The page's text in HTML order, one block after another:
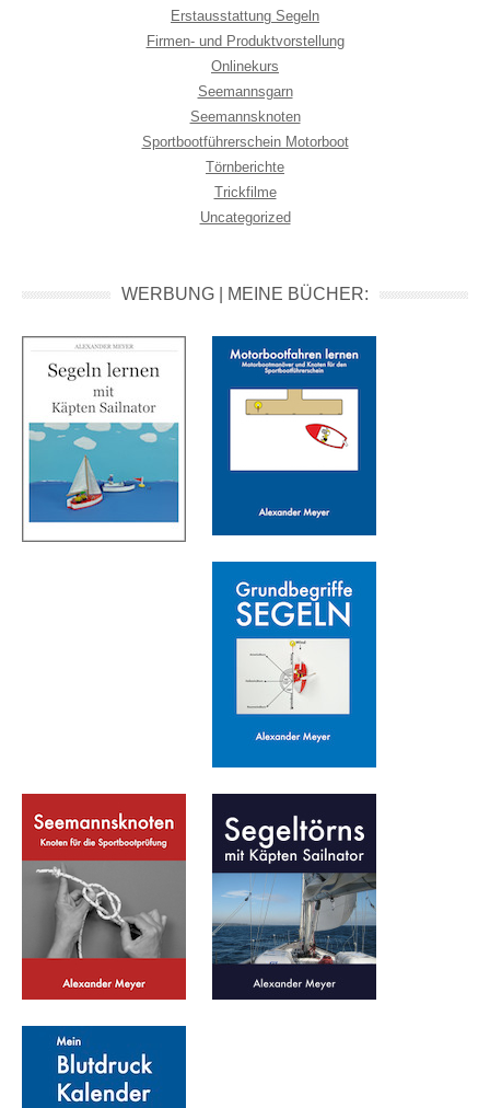
Erstausstattung Segeln
Firmen- und Produktvorstellung
Onlinekurs
Seemannsgarn
Seemannsknoten
Sportbootführerschein Motorboot
Törnberichte
Trickfilme
Uncategorized
WERBUNG | MEINE BÜCHER: